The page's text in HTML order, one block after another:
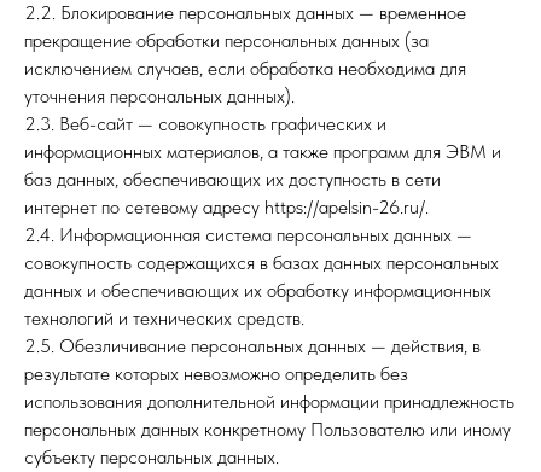
2.2. Блокирование персональных данных — временное
прекращение обработки персональных данных (за
исключением случаев, если обработка необходима для
уточнения персональных данных).
2.3. Веб-сайт — совокупность графических и
информационных материалов, а также программ для ЭВМ и
баз данных, обеспечивающих их доступность в сети
интернет по сетевому адресу https://apelsin-26.ru/.
2.4. Информационная система персональных данных —
совокупность содержащихся в базах данных персональных
данных и обеспечивающих их обработку информационных
технологий и технических средств.
2.5. Обезличивание персональных данных — действия, в
результате которых невозможно определить без
использования дополнительной информации принадлежность
персональных данных конкретному Пользователю или иному
субъекту персональных данных.